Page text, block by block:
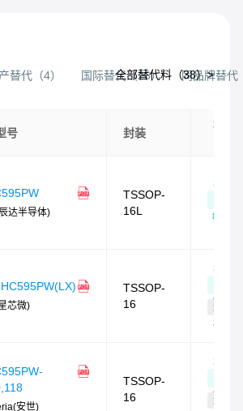
替代 （4） 国际替代（26） 同品牌替代
全部替代料（38）>
号 封装
相似
达半导体)
TSSOP-
16L
相似
87
芯微)
TSSOP-
16
相似
81
封装
相同
安世)
TSSOP-
16
相似
81
封装